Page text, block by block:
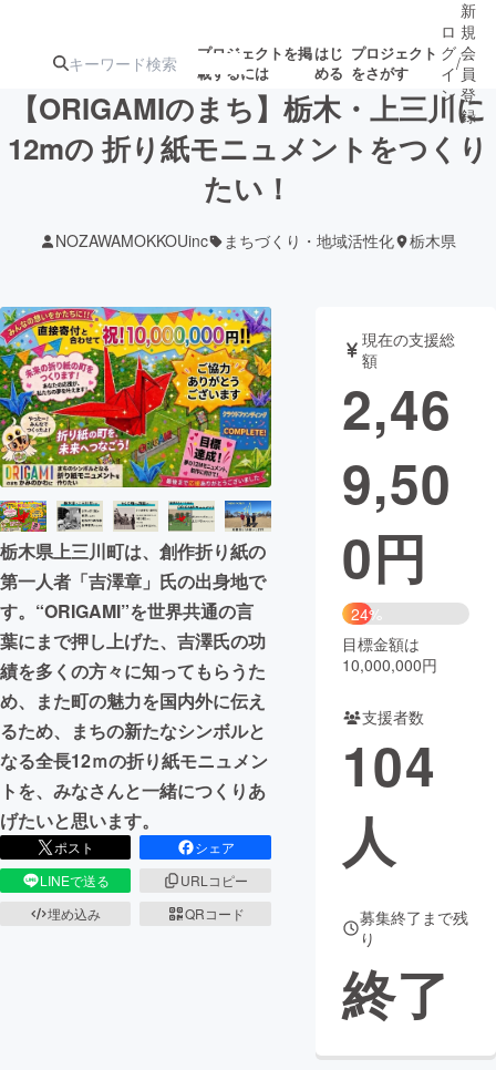
プロジェクトを掲
載するには
はじ
める
プロジェクト
をさがす
注目の新着プロ 募集終了が近いプ
テクノロジー・ガジェット
映像・映画 書籍・雑誌
ビジネス・起業 チャレンジ
まちづくり・地域活性化
CAMPFIRE for Social Good
CAMPFIRE Creation
CAMPFIREふるさと納税machi-ya コミュニティ
ロ
グ
イ
ン
/
新
規
会
員
登
録
【ORIGAMIのまち】栃木・上三川に
12mの 折り紙モニュメントをつくり
たい！
NOZAWAMOKKOUinc まちづくり・地域活性化 栃木県
栃木県上三川町は、創作折り紙の
第一人者「吉澤章」氏の出身地で
す。“ORIGAMI”を世界共通の言
葉にまで押し上げた、吉澤氏の功
績を多くの方々に知ってもらうた
め、また町の魅力を国内外に伝え
るため、まちの新たなシンボルと
なる全長12ｍの折り紙モニュメン
トを、みなさんと一緒につくりあ
げたいと思います。
ポスト
シェア
LINEで送る
URLコピー
埋め込み
QRコード
現在の支援総
額
2,46
9,50
0円
24%
目標金額は
10,000,000円
支援者数
104
人
募集終了まで残
り
終了